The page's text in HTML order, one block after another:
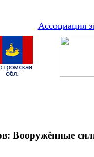
Ассоциация
Вооружённые